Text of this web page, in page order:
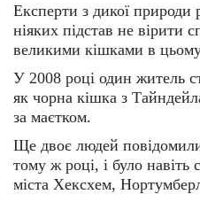
Експерти з дикої
ніяких підстав не вірити
великими кішками в
У 2008 році один житель
як чорна кішка з
за маєтком.
Ще двоє людей
тому ж році, і було навіть
міста Хексхем,